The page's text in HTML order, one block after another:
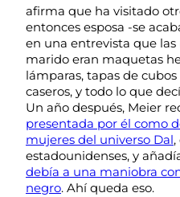
afirma que ha visitado
entonces esposa -se
en una entrevista que las
marido eran maquetas
lámparas, tapas de
caseros, y todo lo que
Un año después, Meier
presentada por él como
mujeres del universo Dal
estadounidenses, y
debía a una maniobra
negro. Ahí queda eso.